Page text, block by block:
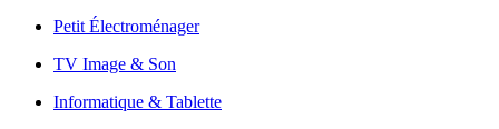
Petit Électroménager
TV Image & Son
Informatique & Tablette